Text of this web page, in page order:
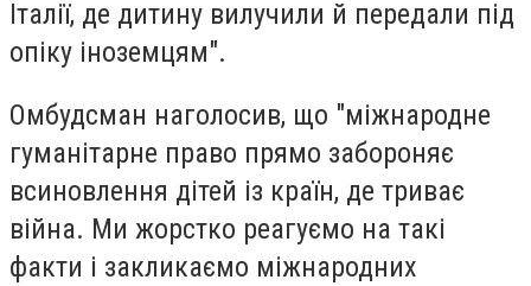
Італії, де дитину вилучили й передали під
опіку іноземцям".
Омбудсман наголосив, що "міжнародне
гуманітарне право прямо забороняє
всиновлення дітей із країн, де триває
війна. Ми жорстко реагуємо на такі
факти і закликаємо міжнародних